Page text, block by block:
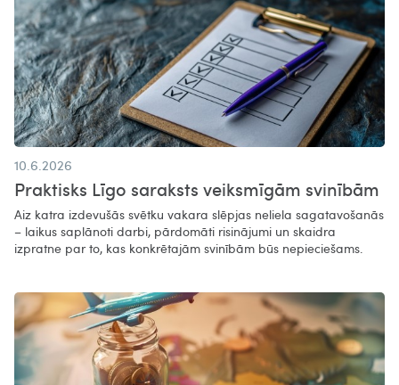
10.6.2026
Praktisks Līgo saraksts veiksmīgām svinībām
Aiz katra izdevušās svētku vakara slēpjas neliela sagatavošanās
– laikus saplānoti darbi, pārdomāti risinājumi un skaidra
izpratne par to, kas konkrētajām svinībām būs nepieciešams.